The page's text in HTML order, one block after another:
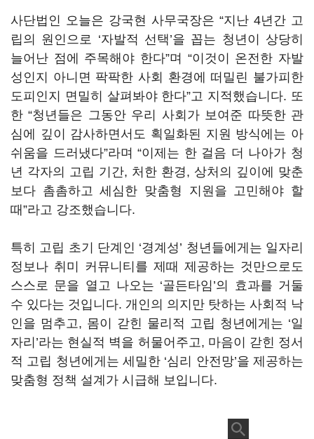
사단법인 오늘은 강국현 사무국장은 “지난 4년간 고
립의 원인으로 ‘자발적 선택’을 꼽는 청년이 상당히
늘어난 점에 주목해야 한다”며 “이것이 온전한 자발
성인지 아니면 팍팍한 사회 환경에 떠밀린 불가피한
도피인지 면밀히 살펴봐야 한다”고 지적했습니다. 또
한 “청년들은 그동안 우리 사회가 보여준 따뜻한 관
심에 깊이 감사하면서도 획일화된 지원 방식에는 아
쉬움을 드러냈다”라며 “이제는 한 걸음 더 나아가 청
년 각자의 고립 기간, 처한 환경, 상처의 깊이에 맞춘
보다 촘촘하고 세심한 맞춤형 지원을 고민해야 할
때”라고 강조했습니다.
특히 고립 초기 단계인 ‘경계성’ 청년들에게는 일자리
정보나 취미 커뮤니티를 제때 제공하는 것만으로도
스스로 문을 열고 나오는 ‘골든타임’의 효과를 거둘
수 있다는 것입니다. 개인의 의지만 탓하는 사회적 낙
인을 멈추고, 몸이 갇힌 물리적 고립 청년에게는 ‘일
자리’라는 현실적 벽을 허물어주고, 마음이 갇힌 정서
적 고립 청년에게는 세밀한 ‘심리 안전망’을 제공하는
맞춤형 정책 설계가 시급해 보입니다.